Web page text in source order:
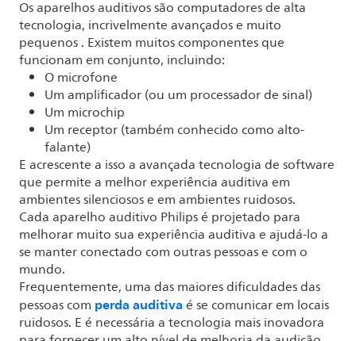
Os aparelhos auditivos são computadores de alta
tecnologia, incrivelmente avançados e muito
pequenos . Existem muitos componentes que
funcionam em conjunto, incluindo:
O microfone
Um amplificador (ou um processador de sinal)
Um microchip
Um receptor (também conhecido como alto-
falante)
E acrescente a isso a avançada tecnologia de software
que permite a melhor experiência auditiva em
ambientes silenciosos e em ambientes ruidosos.
Cada aparelho auditivo Philips é projetado para
melhorar muito sua experiência auditiva e ajudá-lo a
se manter conectado com outras pessoas e com o
mundo.
Frequentemente, uma das maiores dificuldades das
pessoas com perda auditivaé se comunicar em locais
ruidosos. E é necessária a tecnologia mais inovadora